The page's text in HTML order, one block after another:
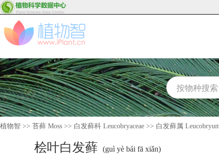
植物智 >> 苔藓 Moss >> 白发藓科 Leucobryaceae >> 白发藓属
桧叶白发藓 (guì yè bái fā xiǎn)